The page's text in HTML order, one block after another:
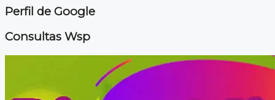
Perfil de Google
Consultas Wsp